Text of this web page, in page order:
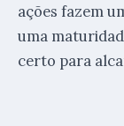
ações fazem
uma
certo para